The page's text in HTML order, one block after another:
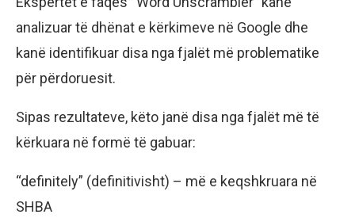
analizuar të dhënat e kërkimeve në Google dhe
kanë identifikuar disa nga fjalët më problematike
për përdoruesit.
Sipas rezultateve, këto janë disa nga fjalët më të
kërkuara në formë të gabuar:
“definitely” (definitivisht) – më e keqshkruara në
SHBA